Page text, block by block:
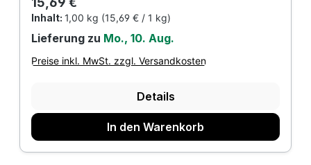
Inhalt: 1,00 kg (15,69 € / 1 kg)
Lieferung zu Mo., 10. Aug.
Preise inkl. MwSt. zzgl. Versandkosten
Details
In den Warenkorb